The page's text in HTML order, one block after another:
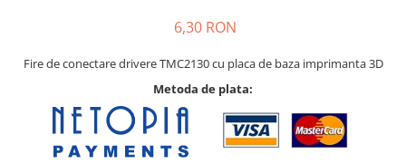
Acumulatori, BMS si accesorii
Acumulatori
Module balansare
Incarcare, descarcare si afisare
6,30 RON
Fire de conectare drivere TMC2130 cu placa de baza imprimanta 3D
Metoda de plata: